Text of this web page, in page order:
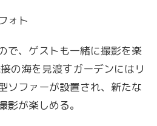
ォト
で、ゲストも一緒に撮影を楽
の海を見渡すガーデンにはリ
ソファーが設置され、新たな
影が楽しめる。